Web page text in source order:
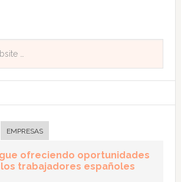
EMPRESAS
ofreciendo oportunidades
trabajadores españoles